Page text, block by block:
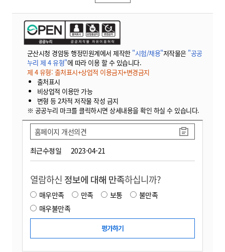
군산시청 경암동 행정민원계에서 제작한 "시험/채용"저작물은 "공공
누리 제 4 유형"에 따라 이용 할 수 있습니다.
제 4 유형: 출처표시+상업적 이용금지+변경금지
출처표시
비상업적 이용만 가능
변형 등 2차적 저작물 작성 금지
※ 공공누리 마크를 클릭하시면 상세내용을 확인 하실 수 있습니다.
최근수정일 2023-04-21
홈페이지 개선의견
열람하신 정보에 대해 만족하십니까?
매우만족 만족 보통
불만족
매우불만족